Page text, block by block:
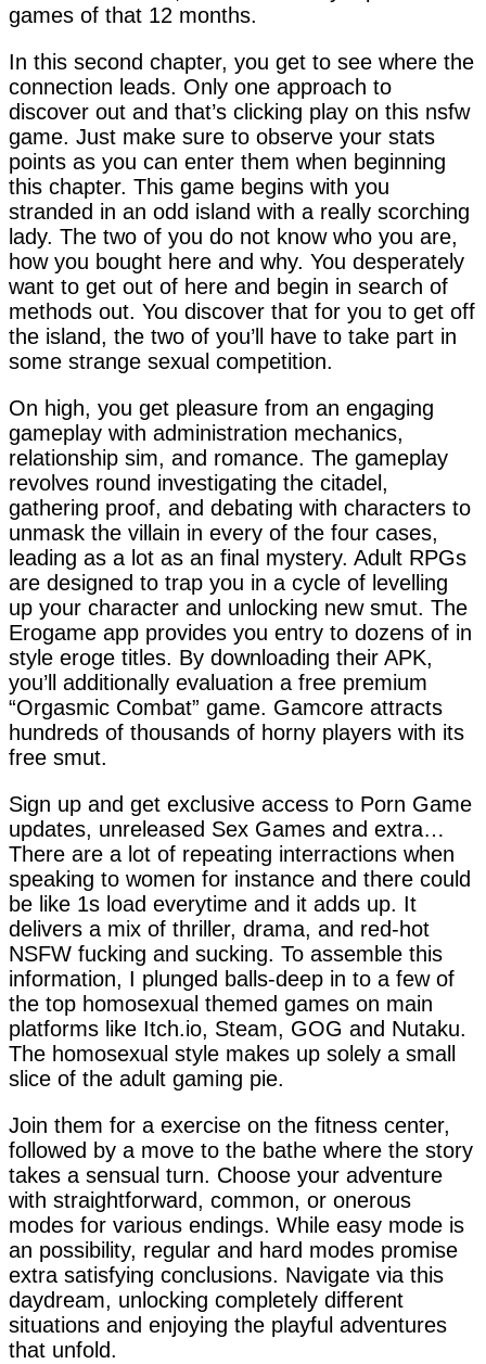
games of that 12 months.
In this second chapter, you get to see where the
connection leads. Only one approach to
discover out and that’s clicking play on this nsfw
game. Just make sure to observe your stats
points as you can enter them when beginning
this chapter. This game begins with you
stranded in an odd island with a really scorching
lady. The two of you do not know who you are,
how you bought here and why. You desperately
want to get out of here and begin in search of
methods out. You discover that for you to get off
the island, the two of you’ll have to take part in
some strange sexual competition.
On high, you get pleasure from an engaging
gameplay with administration mechanics,
relationship sim, and romance. The gameplay
revolves round investigating the citadel,
gathering proof, and debating with characters to
unmask the villain in every of the four cases,
leading as a lot as an final mystery. Adult RPGs
are designed to trap you in a cycle of levelling
up your character and unlocking new smut. The
Erogame app provides you entry to dozens of in
style eroge titles. By downloading their APK,
you’ll additionally evaluation a free premium
“Orgasmic Combat” game. Gamcore attracts
hundreds of thousands of horny players with its
free smut.
Sign up and get exclusive access to Porn Game
updates, unreleased Sex Games and extra…
There are a lot of repeating interractions when
speaking to women for instance and there could
be like 1s load everytime and it adds up. It
delivers a mix of thriller, drama, and red-hot
NSFW fucking and sucking. To assemble this
information, I plunged balls-deep in to a few of
the top homosexual themed games on main
platforms like Itch.io, Steam, GOG and Nutaku.
The homosexual style makes up solely a small
slice of the adult gaming pie.
Join them for a exercise on the fitness center,
followed by a move to the bathe where the story
takes a sensual turn. Choose your adventure
with straightforward, common, or onerous
modes for various endings. While easy mode is
an possibility, regular and hard modes promise
extra satisfying conclusions. Navigate via this
daydream, unlocking completely different
situations and enjoying the playful adventures
that unfold.